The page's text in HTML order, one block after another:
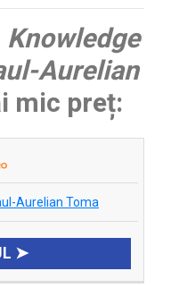
Knowledge
Aurelian
mic preț:
Aurelian Toma
➤